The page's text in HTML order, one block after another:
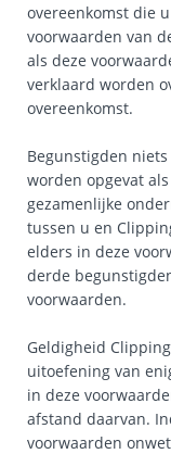
overeenkomst die
voorwaarden van
als deze
verklaard worden
overeenkomst.
Begunstigden
worden opgevat
gezamenlijke
tussen u en
elders in deze
derde
voorwaarden.
Geldigheid
uitoefening van
in deze
afstand daarvan.
voorwaarden